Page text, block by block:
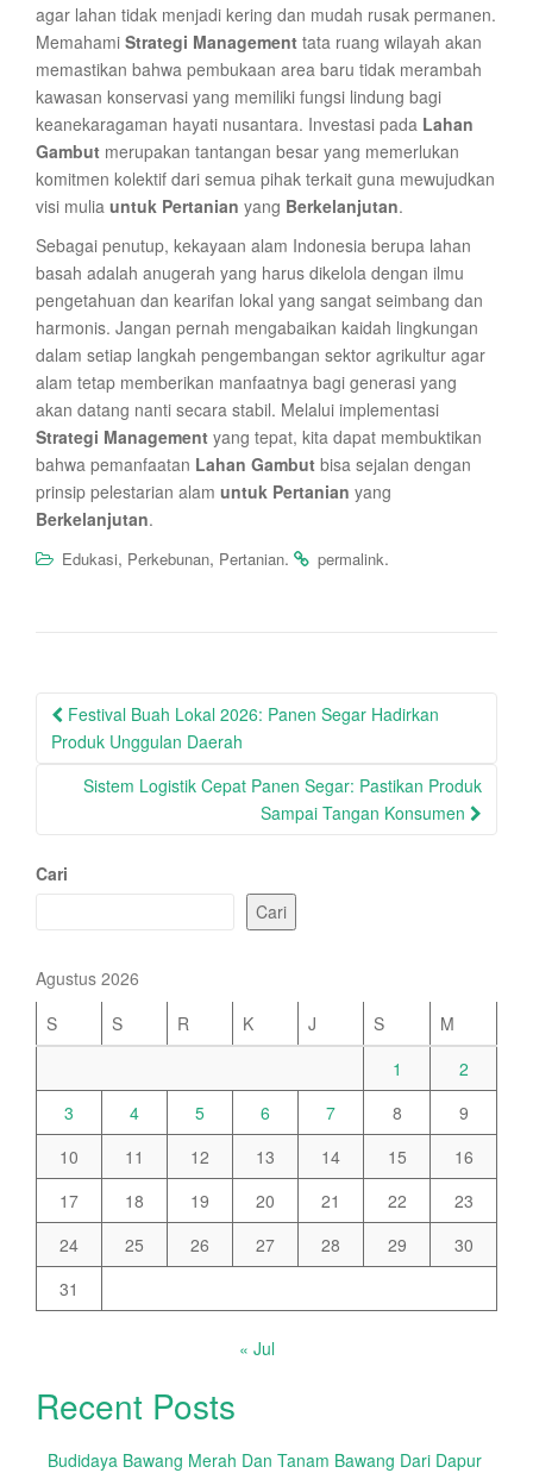
agar lahan tidak menjadi kering dan mudah rusak permanen.
Memahami Strategi Management tata ruang wilayah akan
memastikan bahwa pembukaan area baru tidak merambah
kawasan konservasi yang memiliki fungsi lindung bagi
keanekaragaman hayati nusantara. Investasi pada Lahan
Gambut merupakan tantangan besar yang memerlukan
komitmen kolektif dari semua pihak terkait guna mewujudkan
visi mulia untuk Pertanian yang Berkelanjutan.
Sebagai penutup, kekayaan alam Indonesia berupa lahan
basah adalah anugerah yang harus dikelola dengan ilmu
pengetahuan dan kearifan lokal yang sangat seimbang dan
harmonis. Jangan pernah mengabaikan kaidah lingkungan
dalam setiap langkah pengembangan sektor agrikultur agar
alam tetap memberikan manfaatnya bagi generasi yang
akan datang nanti secara stabil. Melalui implementasi
Strategi Management yang tepat, kita dapat membuktikan
bahwa pemanfaatan Lahan Gambut bisa sejalan dengan
prinsip pelestarian alam untuk Pertanian yang
Berkelanjutan.
Edukasi, Perkebunan, Pertanian. permalink.
Post
navigation
Festival Buah Lokal 2026: Panen Segar Hadirkan
Produk Unggulan Daerah
Sistem Logistik Cepat Panen Segar: Pastikan Produk
Sampai Tangan Konsumen
Cari
Cari
Agustus 2026
S
S R K J S
M
1
2
3
4 5 6 7 8
9
10
11 12 13 14 15
16
17
18 19 20 21 22
23
24
25 26 27 28 29
30
31
« Jul
Recent Posts
Budidaya Bawang Merah Dan Tanam Bawang Dari Dapur